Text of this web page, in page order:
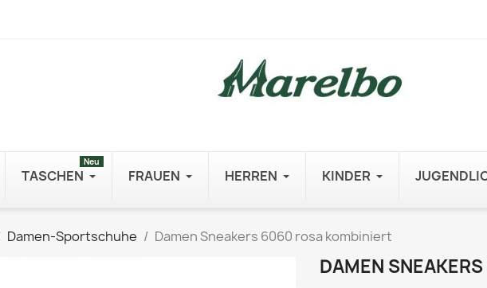
TASCHEN
Neu
FRAUEN HERREN KINDER
Damen-Sportschuhe Damen Sneakers 6060 rosa kombiniert
DAMEN